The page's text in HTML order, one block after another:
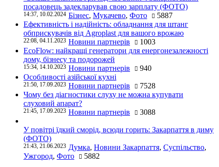
посадовець задекларував свою зарплату (ФОТО)
14:37, 10.02.2024 Бізнес, Мукачево, Фото
5887
Ефективність і надійність: обладнання для штанг
обприскувачів від Agroplast для вашого врожаю
22:08, 04.11.2023 Новини партнерів
1003
EcoFlow: найкращі генератори для енергонезалежності
дому, бізнесу та подорожей
15:34, 14.10.2023 Новини партнерів
940
Особливості азійської кухні
21:50, 17.09.2023 Новини партнерів
7528
Чому без діагностики слуху не можна купувати
слуховий апарат?
21:45, 17.09.2023 Новини партнерів 3088
У повітрі їдкий сморід, всюди горить: Закарпаття в диму
(ФОТО)
21:43, 21.06.2023 Думка, Новини Закарпаття, Суспільство,
Ужгород, Фото
5882